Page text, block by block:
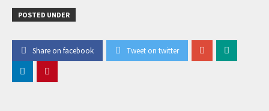
POSTED UNDER
Share on facebook Tweet on twitter